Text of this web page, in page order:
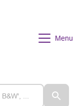
Menu